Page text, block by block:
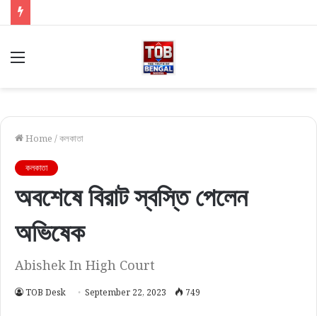
Menu
Home /কলকাতা
কলকাতা
অবশেষে বিরাট স্বস্তি পেলেন
অভিষেক
Abishek In High Court
TOB Desk September 22, 2023 749